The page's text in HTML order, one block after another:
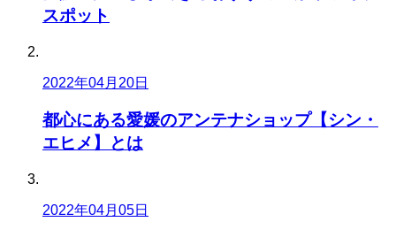
スポット
2022年04月20日
都心にある愛媛のアンテナショップ【シン・
エヒメ】とは
2022年04月05日